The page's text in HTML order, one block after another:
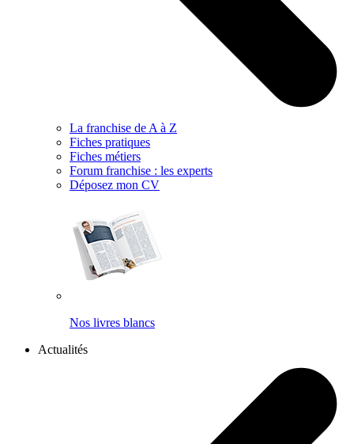
La franchise de A à Z
Fiches pratiques
Fiches métiers
Forum franchise : les experts
Déposez mon CV
Nos livres blancs
Actualités